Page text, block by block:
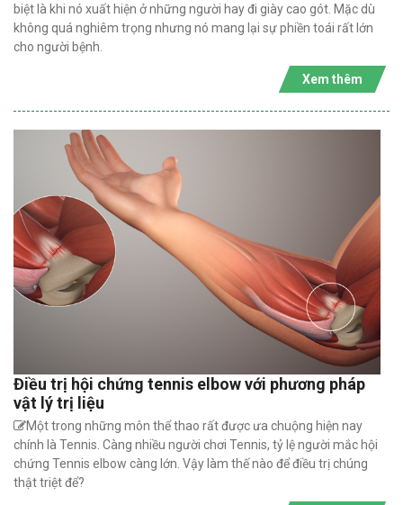
biệt là khi nó xuất hiện ở những người hay đi giày cao gót. Mặc dù
không quá nghiêm trọng nhưng nó mang lại sự phiền toái rất lớn
cho người bệnh.
Xem thêm
Điều trị hội chứng tennis elbow với phương pháp
vật lý trị liệu
Một trong những môn thể thao rất được ưa chuộng hiện nay
chính là Tennis. Càng nhiều người chơi Tennis, tỷ lệ người mắc hội
chứng Tennis elbow càng lớn. Vậy làm thế nào để điều trị chúng
thật triệt để?